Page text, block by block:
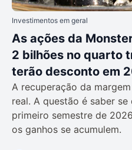
Investimentos em geral
As ações da
2 bilhões no quarto
terão desconto em
A recuperação da
real. A questão é saber
primeiro semestre de
os ganhos se acumulem.